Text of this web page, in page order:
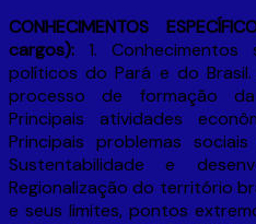
CONHECIMENTOS
cargos): 1.
políticos do Pará e do
processo de formação
Principais atividades
Principais problemas
Sustentabilidade e
Regionalização do território
e seus limites, pontos